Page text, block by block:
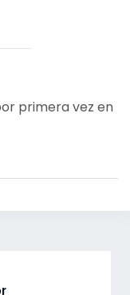
primera vez en